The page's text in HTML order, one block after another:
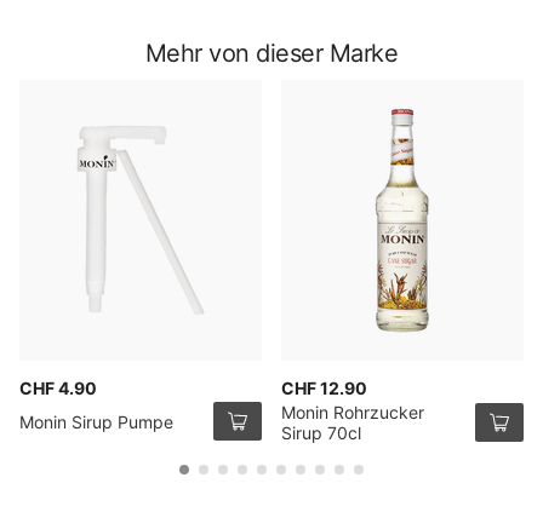
Mehr von dieser Marke
CHF 4.90
Monin Sirup Pumpe
CHF 12.90
Monin Rohrzucker
Sirup 70cl